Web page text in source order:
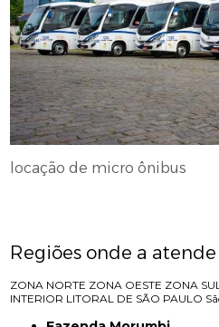
locação de micro ônibus
Regiões onde a atende
ZONA NORTE ZONA OESTE ZONA
INTERIOR LITORAL DE SÃO PAULO